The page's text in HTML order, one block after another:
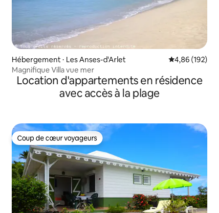
Hébergement ⋅ Les Anses-d'Arlet Évaluation
4,86 (192)
Magnifique Villa vue mer
Location d'appartements en résidence
avec accès à la plage
Coup de cœur voyageurs
Coup de cœur voyageurs